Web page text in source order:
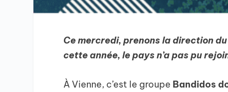
Ce mercredi, prenons la direction
cette année, le pays n’a pas pu
À Vienne, c’est le groupe Bandidos